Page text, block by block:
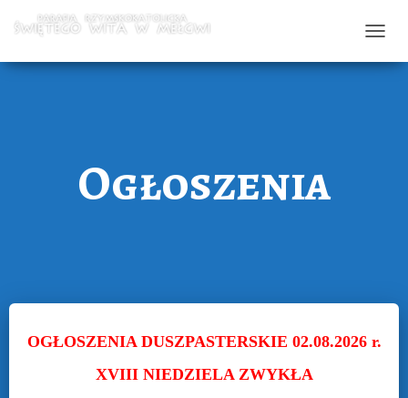
O
I
Ogłoszenia
OGŁOSZENIA DUSZPASTERSKIE 02.08.2026 r.
XVIII NIEDZIELA ZWYKŁA